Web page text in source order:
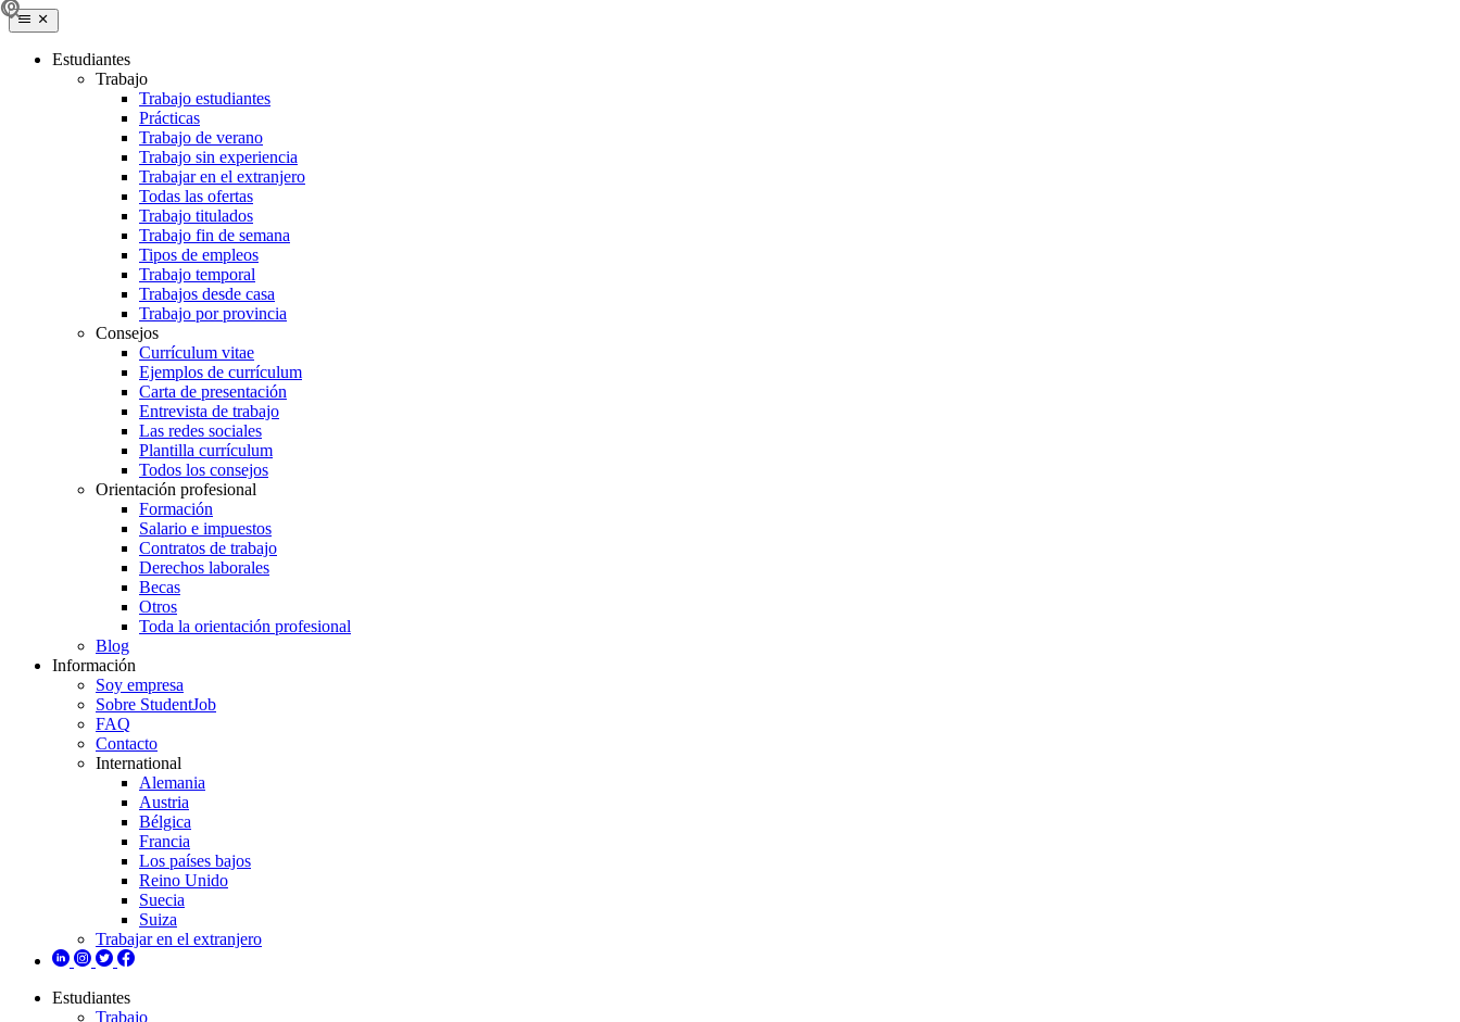
Estudiantes
Trabajo
Trabajo estudiantes
Prácticas
Trabajo de verano
Trabajo sin experiencia
Trabajar en el extranjero
Todas las ofertas
Trabajo titulados
Trabajo fin de semana
Tipos de empleos
Trabajo temporal
Trabajos desde casa
Trabajo por provincia
Consejos
Currículum vitae
Ejemplos de currículum
Carta de presentación
Entrevista de trabajo
Las redes sociales
Plantilla currículum
Todos los consejos
Orientación profesional
Formación
Salario e impuestos
Contratos de trabajo
Derechos laborales
Becas
Otros
Toda la orientación profesional
Blog
Información
Soy empresa
Sobre StudentJob
FAQ
Contacto
International
Alemania
Austria
Bélgica
Francia
Los países bajos
Reino Unido
Suecia
Suiza
Trabajar en el extranjero
Estudiantes
Trabajo